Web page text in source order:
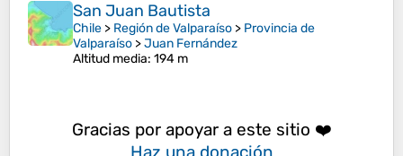
San Juan Bautista
Chile > Región de Valparaíso > Provincia de
Valparaíso >Juan Fernández
Altitud media: 194 m
Gracias por apoyar a este sitio ❤️
Haz una donación